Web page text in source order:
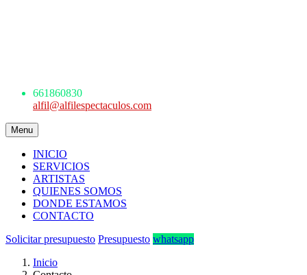
661860830
alfil@alfilespectaculos.com
Menu
INICIO
SERVICIOS
ARTISTAS
QUIENES SOMOS
DONDE ESTAMOS
CONTACTO
Solicitar presupuesto Presupuesto whatsapp
Inicio